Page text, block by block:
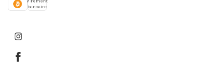
bancaire